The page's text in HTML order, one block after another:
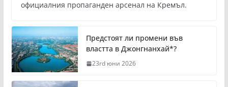
официалния пропаганден арсенал на Кремъл.
Предстоят ли промени във
властта в Джонгнанхай*?
23rd юни 2026